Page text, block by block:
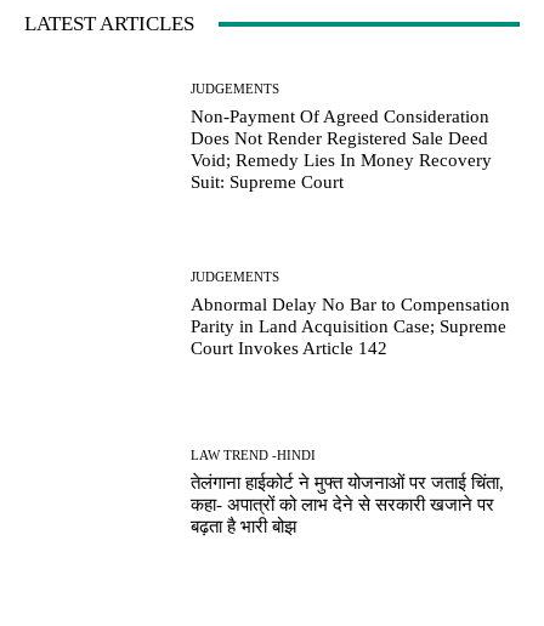
LATEST ARTICLES
JUDGEMENTS
Non-Payment Of Agreed Consideration
Does Not Render Registered Sale Deed
Void; Remedy Lies In Money Recovery
Suit: Supreme Court
JUDGEMENTS
Abnormal Delay No Bar to Compensation
Parity in Land Acquisition Case; Supreme
Court Invokes Article 142
LAW TREND -HINDI
तेलंगाना हाईकोर्ट ने मुफ्त योजनाओं पर जताई चिंता,
कहा- अपात्रों को लाभ देने से सरकारी खजाने पर
बढ़ता है भारी बोझ